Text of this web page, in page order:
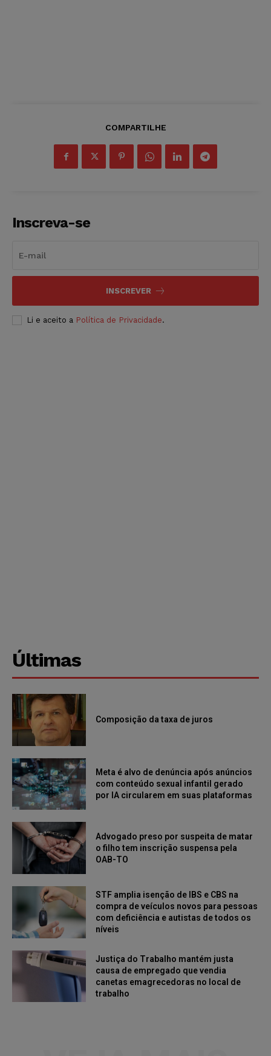
COMPARTILHE
Inscreva-se
INSCREVER
Li e aceito a Política de Privacidade.
Últimas
Composição da taxa de juros
Meta é alvo de denúncia após anúncios
com conteúdo sexual infantil gerado
por IA circularem em suas plataformas
Advogado preso por suspeita de matar
o filho tem inscrição suspensa pela
OAB-TO
STF amplia isenção de IBS e CBS na
compra de veículos novos para pessoas
com deficiência e autistas de todos os
níveis
Justiça do Trabalho mantém justa
causa de empregado que vendia
canetas emagrecedoras no local de
trabalho